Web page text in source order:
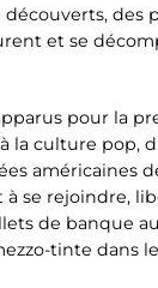
des
et se
pour la
la culture pop,
américaines
se rejoindre,
de banque
tinte dans